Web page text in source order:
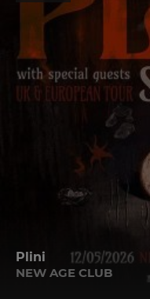
Plini
NEW AGE CLUB